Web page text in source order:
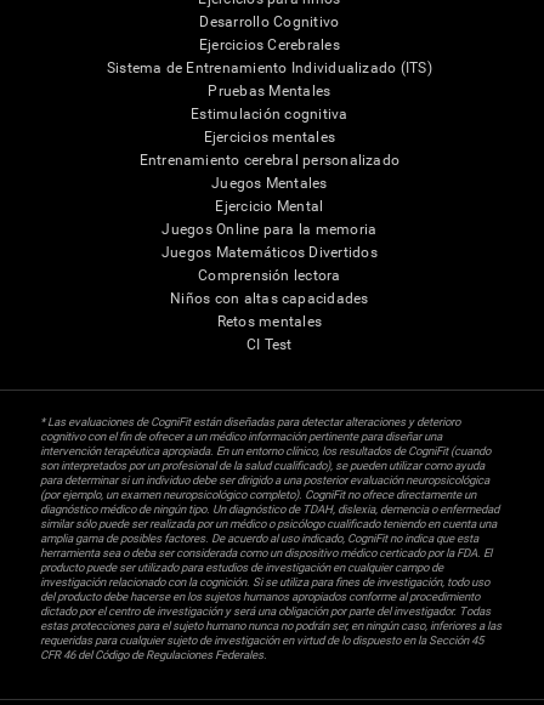
Desarrollo Cognitivo
Ejercicios Cerebrales
Sistema de Entrenamiento Individualizado (ITS)
Pruebas Mentales
Estimulación cognitiva
Ejercicios mentales
Entrenamiento cerebral personalizado
Juegos Mentales
Ejercicio Mental
Juegos Online para la memoria
Juegos Matemáticos Divertidos
Comprensión lectora
Niños con altas capacidades
Retos mentales
CI Test
* Las evaluaciones de CogniFit están diseñadas para detectar alteraciones y deterioro
cognitivo con el fin de ofrecer a un médico información pertinente para diseñar una
intervención terapéutica apropiada. En un entorno clínico, los resultados de CogniFit (cuando
son interpretados por un profesional de la salud cualificado), se pueden utilizar como ayuda
para determinar si un individuo debe ser dirigido a una posterior evaluación neuropsicológica
(por ejemplo, un examen neuropsicológico completo). CogniFit no ofrece directamente un
diagnóstico médico de ningún tipo. Un diagnóstico de TDAH, dislexia, demencia o enfermedad
similar sólo puede ser realizada por un médico o psicólogo cualificado teniendo en cuenta una
amplia gama de posibles factores. De acuerdo al uso indicado, CogniFit no indica que esta
herramienta sea o deba ser considerada como un dispositivo médico certicado por la FDA. El
producto puede ser utilizado para estudios de investigación en cualquier campo de
investigación relacionado con la cognición. Si se utiliza para fines de investigación, todo uso
del producto debe hacerse en los sujetos humanos apropiados conforme al procedimiento
dictado por el centro de investigación y será una obligación por parte del investigador. Todas
estas protecciones para el sujeto humano nunca no podrán ser, en ningún caso, inferiores a las
requeridas para cualquier sujeto de investigación en virtud de lo dispuesto en la Sección 45
CFR 46 del Código de Regulaciones Federales.